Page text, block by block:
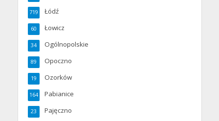
Łódź
719
Łowicz
60
Ogólnopolskie
34
Opoczno
89
Ozorków
19
Pabianice
164
Pajęczno
23